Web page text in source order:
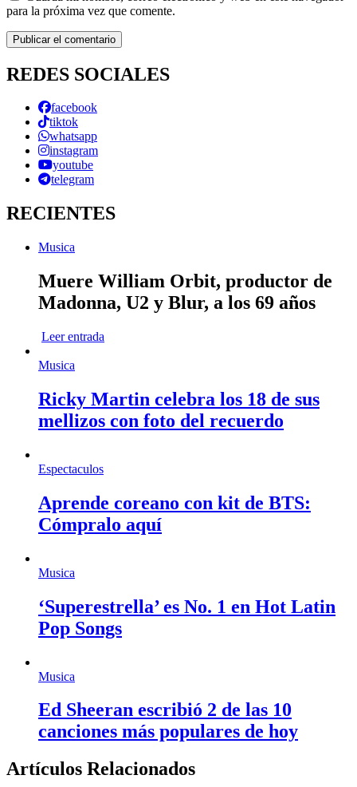
para la próxima vez que comente.
REDES SOCIALES
facebook
tiktok
whatsapp
instagram
youtube
telegram
RECIENTES
Musica
Muere William Orbit, productor de
Madonna, U2 y Blur, a los 69 años
Leer entrada
Musica
Ricky Martin celebra los 18 de sus
mellizos con foto del recuerdo
Espectaculos
Aprende coreano con kit de BTS:
Cómpralo aquí
Musica
‘Superestrella’ es No. 1 en Hot Latin
Pop Songs
Musica
Ed Sheeran escribió 2 de las 10
canciones más populares de hoy
Artículos Relacionados